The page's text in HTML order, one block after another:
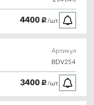
4400 руб./шт.
Артикул
BDV254
3400 руб./шт.